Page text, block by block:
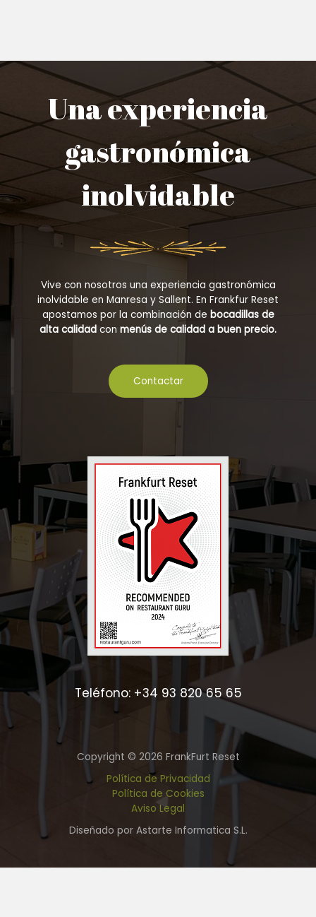
Una experiencia
gastronómica
inolvidable
Vive con nosotros una experiencia gastronómica
inolvidable en Manresa y Sallent. En Frankfur Reset
apostamos por la combinación de bocadillas de
alta calidad con menús de calidad a buen precio.
Contactar
Teléfono: +34 93 820 65 65
Copyright © 2026 FrankFurt Reset
Política de Privacidad
Política de Cookies
Aviso Legal
Diseñado por Astarte Informatica S.L.